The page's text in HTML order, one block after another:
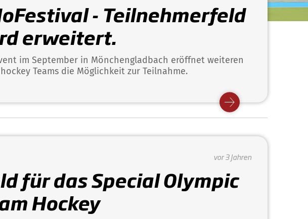
- Teilnehmerfeld
erweitert.
im September in Mönchengladbach eröffnet weiteren
Teams die Möglichkeit zur Teilnahme.
vor 3 Jahren
für das Special Olympic
Hockey